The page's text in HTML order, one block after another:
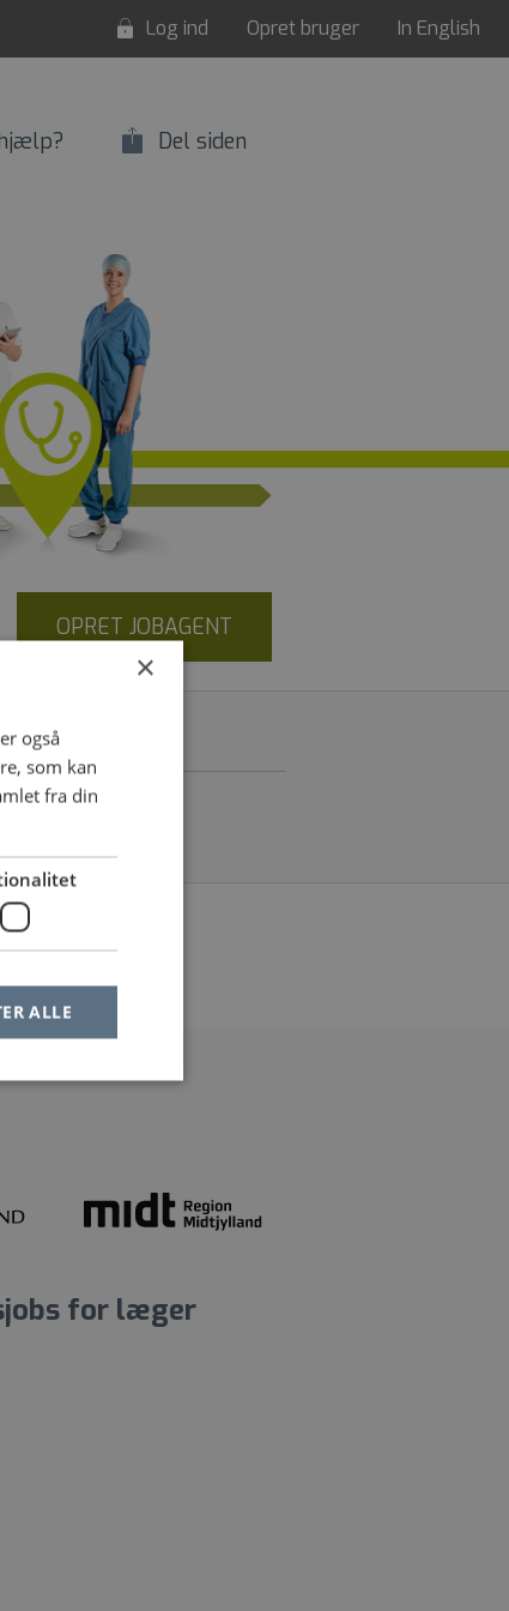
Log ind Opret bruger In English
Del siden
OPRET JOBAGENT
dine filtre
for læger
×
også
som kan
fra din
ALLE